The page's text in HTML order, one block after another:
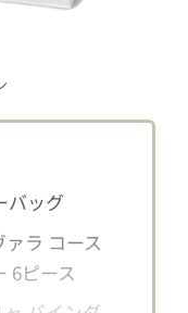
バッグ
ァラ コース
6ピース